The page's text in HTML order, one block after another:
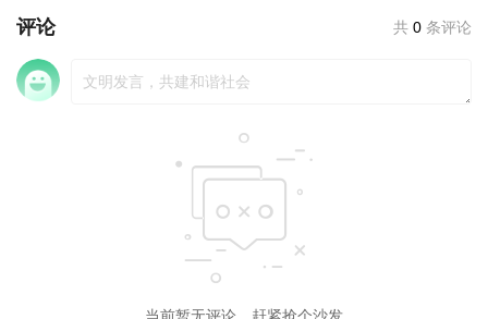
评论 共 0 条评论
当前暂无评论，赶紧抢个沙发